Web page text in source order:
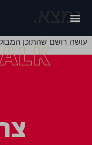
נמצא.
עושה רושם שהתוכן